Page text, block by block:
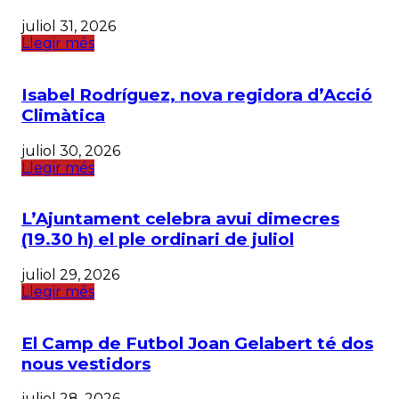
juliol 31, 2026
Llegir més
Isabel Rodríguez, nova regidora d’Acció
Climàtica
juliol 30, 2026
Llegir més
L’Ajuntament celebra avui dimecres
(19.30 h) el ple ordinari de juliol
juliol 29, 2026
Llegir més
El Camp de Futbol Joan Gelabert té dos
nous vestidors